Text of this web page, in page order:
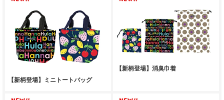
【新柄登場】ミニトートバッグ
【新柄登場】消臭巾着